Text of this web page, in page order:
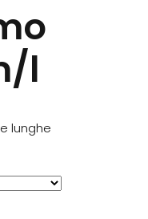
l
lunghe